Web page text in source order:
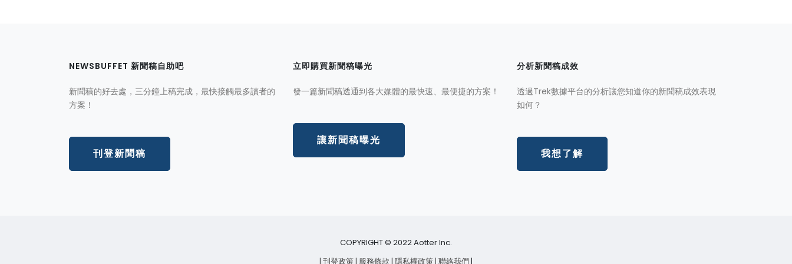
NEWSBUFFET 新聞稿自助吧
新聞稿的好去處，三分鐘上稿完成，最快接觸最多讀者的
方案！
刊登新聞稿
立即購買新聞稿曝光
發一篇新聞稿透通到各大媒體的最快速、最便捷的方案！
讓新聞稿曝光
分析新聞稿成效
透過Trek數據平台的分析讓您知道你的新聞稿成效表現
如何？
我想了解
COPYRIGHT © 2022 Aotter Inc.
| 刊登政策| 服務條款 | 隱私權政策| 聯絡我們 |